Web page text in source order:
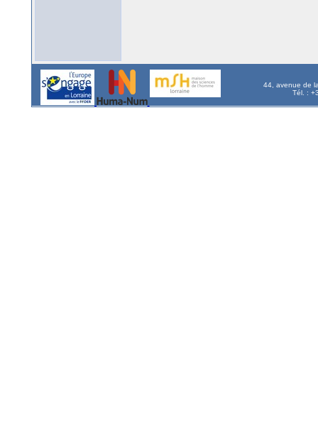
44, avenue de
Tél. :